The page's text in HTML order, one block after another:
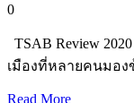
0
TSAB Review
เมืองที่หลายคนมอ
Read More